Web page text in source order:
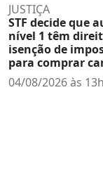
JUSTIÇA
STF decide que
nível 1 têm
isenção de
para comprar
04/08/2026 às